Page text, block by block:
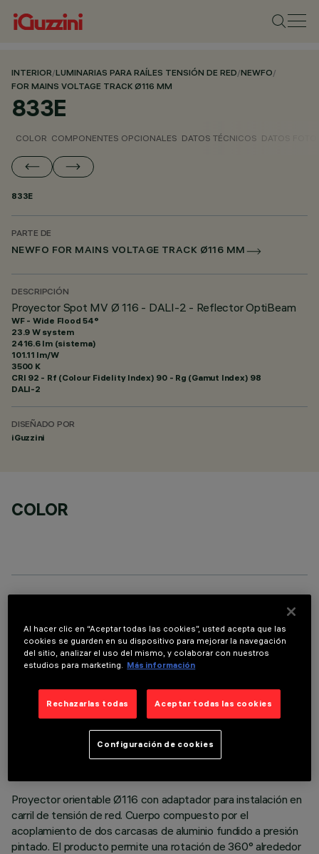
INTERIOR/LUMINARIAS PARA RAÍLES TENSIÓN DE RED/NEWFO/
FOR MAINS VOLTAGE TRACK Ø116 MM
833E
COLOR COMPONENTES OPCIONALES DATOS TÉCNICOS DATOS
833E
PARTE DE
NEWFO FOR MAINS VOLTAGE TRACK Ø116 MM
DESCRIPCIÓN
Proyector Spot MV Ø 116 - DALI-2 - Reflector OptiBeam
WF - Wide Flood 54°
23.9 W system
2416.6 lm (sistema)
101.11 lm/W
3500 K
CRI 92 - Rf (Colour Fidelity Index) 90 - Rg (Gamut Index) 98
DALI-2
DISEÑADO POR
iGuzzini
COLOR
DATOS TÉCNICOS
Proyector orientable Ø116 con adaptador para instalación en
carril de tensión de red. Cuerpo compuesto por el
acoplamiento de dos carcasas de aluminio fundido a presión
pintado. El producto permite una rotación de 360° alrededor
Al hacer clic en “Aceptar todas las cookies”, usted acepta que las
cookies se guarden en su dispositivo para mejorar la navegación
del sitio, analizar el uso del mismo, y colaborar con nuestros
estudios para marketing. Más información
Rechazarlas todas Aceptar todas las cookies
Configuración de cookies